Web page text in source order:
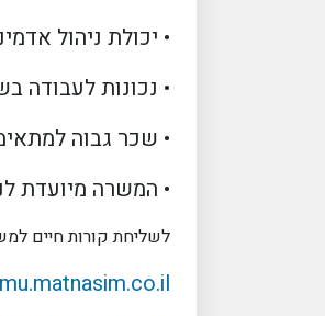
• יכולת ניהול
• נכונות לעבודה
• שכר גבוה
• המשרה מיועדת
לשליחת קורות חיים